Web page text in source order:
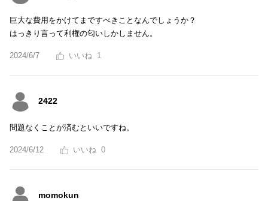
巨大な費用をかけてまですべきことなんでしょうか？
はっきり言って利権の匂いしかしません。
2024/6/7 1
2422
問題なくことが済むといいですね。
2024/6/12 0
momokun